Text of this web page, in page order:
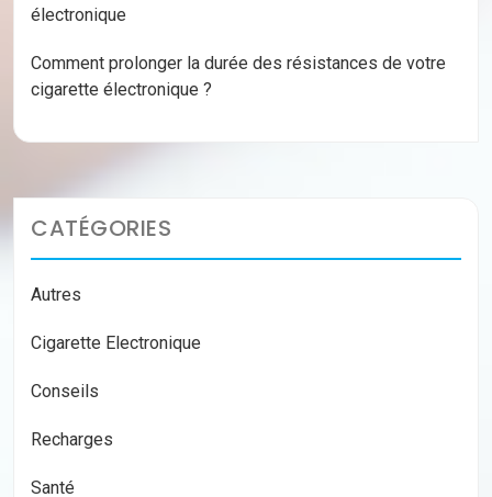
électronique
Comment prolonger la durée des résistances de votre
cigarette électronique ?
CATÉGORIES
Autres
Cigarette Electronique
Conseils
Recharges
Santé